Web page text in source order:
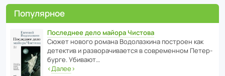
Популярное
Последнее дело майора Чистова
Сюжет нового романа Водо­ла­з­кина пост­роен как
дете­ктив и разво­ра­чи­ва­ется в совре­менном Пете­р­
бурге. Убивают…
‹Далее›